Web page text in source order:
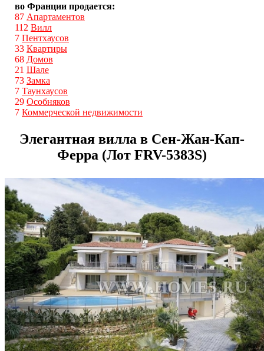
во Франции продается:
87 Апартаментов
112 Вилл
7 Пентхаусов
33 Квартиры
68 Домов
21 Шале
73 Замка
7 Таунхаусов
29 Особняков
7 Коммерческой недвижимости
Элегантная вилла в Сен-Жан-Кап-
Ферра (Лот FRV-5383S)